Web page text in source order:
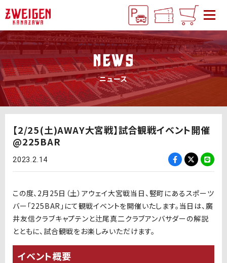
NEWS
ニュース
【2/25(土)AWAY大宮戦】試合観戦イベント開催
@225BAR
2023.2.14
この度、 2月 25日（土）アウェイ大宮戦当日、竪町にあるスポーツ
バー「225BAR」 にて観戦イベントを開催いたします。当日は、廣
井友信クラブキャプテンと辻尾真二クラブアンバサダーの解説
とともに、試合観戦をお楽しみいただけます。
イベント概要